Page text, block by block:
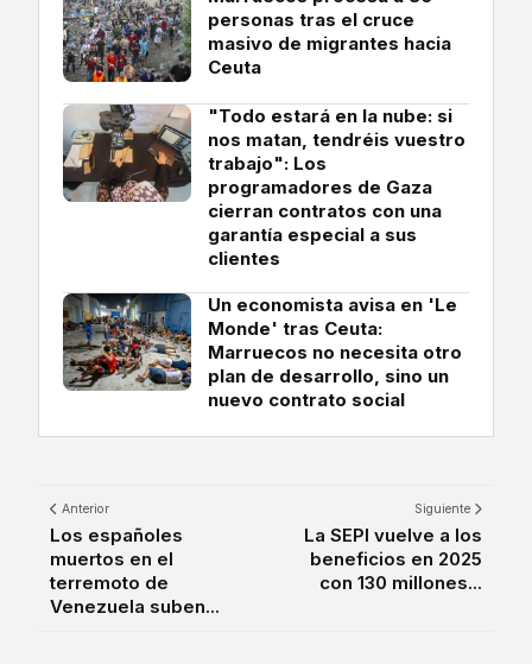
personas tras el cruce
masivo de migrantes hacia
Ceuta
"Todo estará en la nube: si
nos matan, tendréis vuestro
trabajo": Los
programadores de Gaza
cierran contratos con una
garantía especial a sus
clientes
Un economista avisa en 'Le
Monde' tras Ceuta:
Marruecos no necesita otro
plan de desarrollo, sino un
nuevo contrato social
Anterior
Los españoles
muertos en el
terremoto de
Venezuela suben...
Siguiente
La SEPI vuelve a los
beneficios en 2025
con 130 millones...